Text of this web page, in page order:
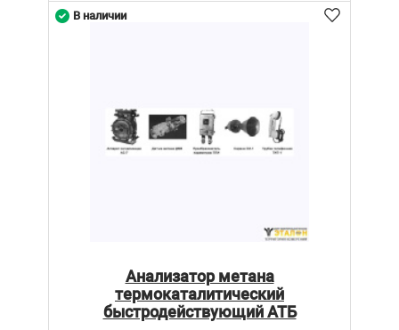
Анализатор метана
термокаталитический
быстродействующий АТБ
В наличии